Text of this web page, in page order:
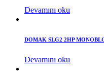
Devamını oku
DOMAK SLG2 2HP
Devamını oku